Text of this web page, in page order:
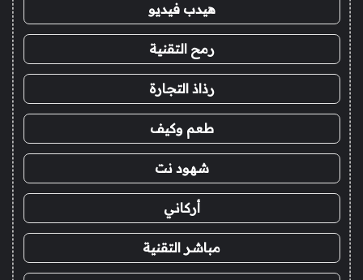
هيدب فيديو
رمح التقنية
رذاذ التجارة
طعم وكيف
شهود نت
أركاني
مباشر التقنية